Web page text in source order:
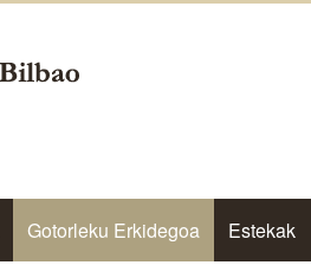
Gotorleku Erkidegoa Estekak